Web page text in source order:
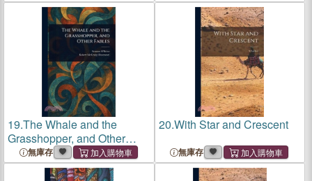
19.The Whale and the
Grasshopper, and Other
Fables無庫存
20.With Star and Crescent
無庫存